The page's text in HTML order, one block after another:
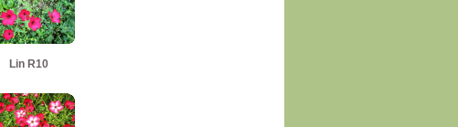
Lin R10